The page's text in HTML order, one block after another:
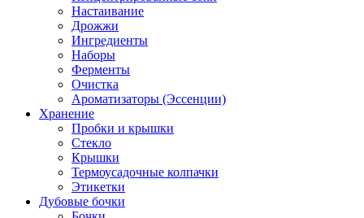
Настаивание
Дрожжи
Ингредиенты
Наборы
Ферменты
Очистка
Ароматизаторы (Эссенции)
Хранение
Пробки и крышки
Стекло
Крышки
Термоусадочные колпачки
Этикетки
Дубовые бочки